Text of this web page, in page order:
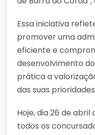
Essa iniciativa
promover uma
eficiente e
desenvolvimento
prática a
das suas
Hoje, dia 26 de abril
todos os